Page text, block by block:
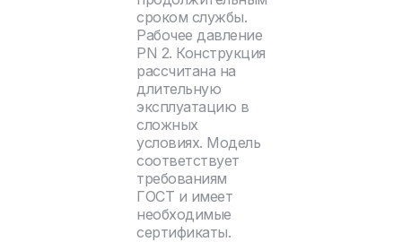
сроком службы.
Рабочее давление
PN 2. Конструкция
рассчитана на
длительную
эксплуатацию в
сложных
условиях. Модель
соответствует
требованиям
ГОСТ и имеет
необходимые
сертификаты.